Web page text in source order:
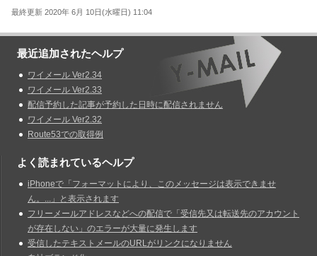
最終更新 2020年 6月 10日(水曜日) 11:04
最近追加されたヘルプ
ワイメール Ver2.34
ワイメール Ver2.33
配信予約した記事が予約した日時に配信されません
ワイメール Ver2.32
Route53での取得例
よく読まれているヘルプ
iPhoneで「フォーマットにより、このメッセージは表示できませ
ん。...」と表示されます
フリーメールアドレスなどへの配信で「受信先又は転送先のアカウント
が存在しない」のエラーが大量に発生します
受信したテキストメールのURLがリンクになりません